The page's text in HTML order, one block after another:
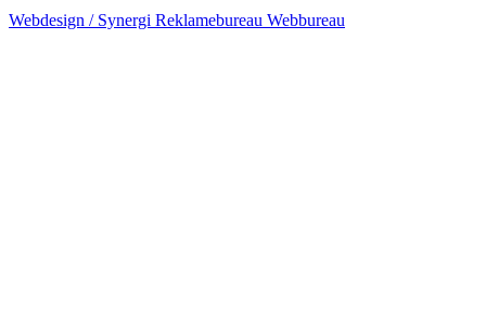
Webdesign / Synergi Reklamebureau Webbureau